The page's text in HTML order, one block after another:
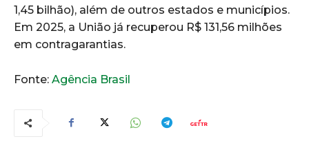
1,45 bilhão), além de outros estados e municípios.
Em 2025, a União já recuperou R$ 131,56 milhões
em contragarantias.
Fonte: Agência Brasil